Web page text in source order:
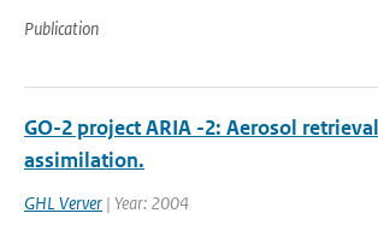
Publication
GO-2 project ARIA -2: Aerosol
assimilation.
GHL Verver | Year: 2004